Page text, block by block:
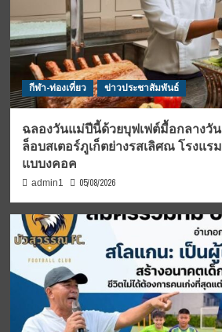
กีฬา-ท่องเที่ยว ข่าวประชาสัมพันธ์
ฉลองวันแม่ปีนี้ด้วยบุฟเฟต์มื้อกลางวั
ล็อบสเตอร์ภูเก็ตย่างรสเลิศณ โรงแร
แบบงคอค
admin1 05/08/2026